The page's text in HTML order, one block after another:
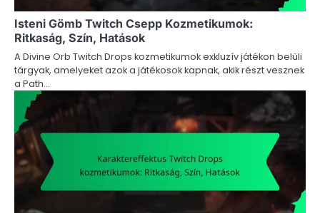
Isteni Gömb Twitch Csepp Kozmetikumok:
Ritkaság, Szín, Hatások
A Divine Orb Twitch Drops kozmetikumok exkluzív játékon belüli
tárgyak, amelyeket azok a játékosok kapnak, akik részt vesznek
a Path…